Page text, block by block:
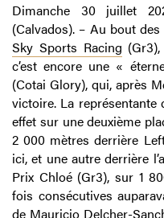
Dimanche 30 juillet
(Calvados). – Au bout
Sky Sports Racing
c’est encore une «
(Cotai Glory), qui, après
victoire. La
effet sur une deuxième
2 000 mètres derrière
ici, et une autre derrière
Prix Chloé (Gr3), sur 1
fois consécutives
de Mauricio Delcher-